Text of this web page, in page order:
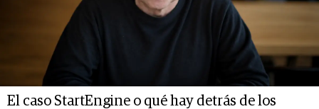
El caso StartEngine o qué hay detrás de los